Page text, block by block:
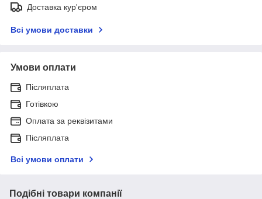
Доставка кур'єром
Всі умови доставки
Умови оплати
Післяплата
Готівкою
Оплата за реквізитами
Післяплата
Всі умови оплати
Подібні товари компанії